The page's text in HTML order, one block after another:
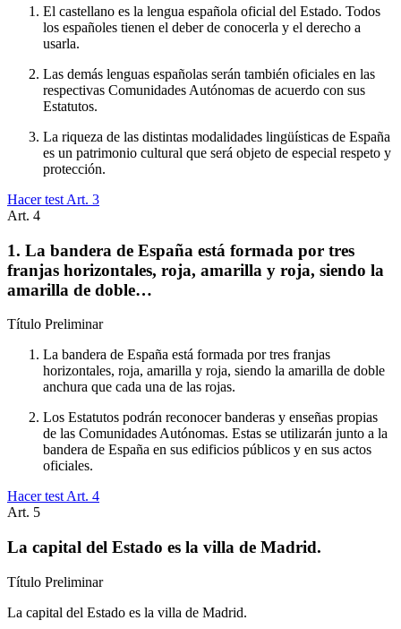
El castellano es la lengua española oficial del Estado. Todos
los españoles tienen el deber de conocerla y el derecho a
usarla.
Las demás lenguas españolas serán también oficiales en las
respectivas Comunidades Autónomas de acuerdo con sus
Estatutos.
La riqueza de las distintas modalidades lingüísticas de España
es un patrimonio cultural que será objeto de especial respeto y
protección.
Hacer test Art. 3
Art. 4
1. La bandera de España está formada por tres
franjas horizontales, roja, amarilla y roja, siendo la
amarilla de doble…
Título Preliminar
La bandera de España está formada por tres franjas
horizontales, roja, amarilla y roja, siendo la amarilla de doble
anchura que cada una de las rojas.
Los Estatutos podrán reconocer banderas y enseñas propias
de las Comunidades Autónomas. Estas se utilizarán junto a la
bandera de España en sus edificios públicos y en sus actos
oficiales.
Hacer test Art. 4
Art. 5
La capital del Estado es la villa de Madrid.
Título Preliminar
La capital del Estado es la villa de Madrid.